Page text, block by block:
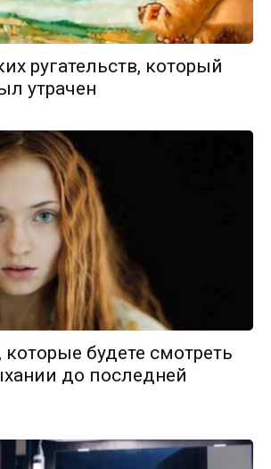
ругательств, который
утрачен
будете смотреть
до последней